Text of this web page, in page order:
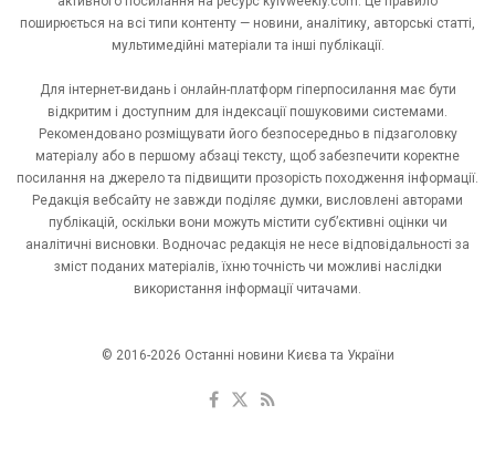
поширюється на всі типи контенту — новини, аналітику, авторські статті,
мультимедійні матеріали та інші публікації.
Для інтернет-видань і онлайн-платформ гіперпосилання має бути
відкритим і доступним для індексації пошуковими системами.
Рекомендовано розміщувати його безпосередньо в підзаголовку
матеріалу або в першому абзаці тексту, щоб забезпечити коректне
посилання на джерело та підвищити прозорість походження інформації.
Редакція вебсайту не завжди поділяє думки, висловлені авторами
публікацій, оскільки вони можуть містити суб’єктивні оцінки чи
аналітичні висновки. Водночас редакція не несе відповідальності за
зміст поданих матеріалів, їхню точність чи можливі наслідки
використання інформації читачами.
© 2016-2026 Останні новини Києва та України